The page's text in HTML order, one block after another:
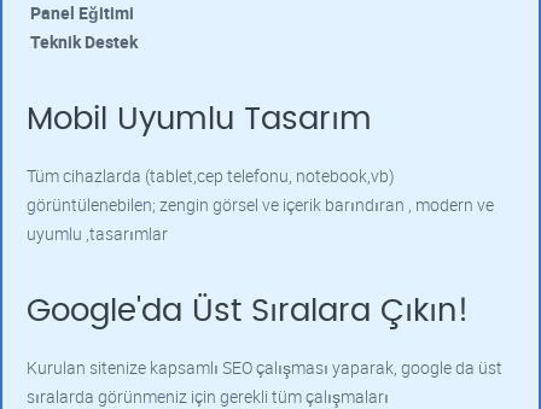
Panel Eğitimi
Teknik Destek
Mobil Uyumlu Tasarım
Tüm cihazlarda (tablet,cep telefonu, notebook,vb)
görüntülenebilen; zengin görsel ve içerik barındıran , modern ve
uyumlu ,tasarımlar
Google'da Üst Sıralara Çıkın!
Kurulan sitenize kapsamlı SEO çalışması yaparak, google da üst
sıralarda görünmeniz için gerekli tüm çalışmaları